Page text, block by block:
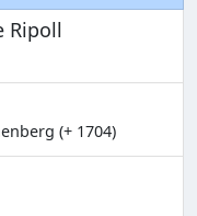
Ripoll
(+ 1704)